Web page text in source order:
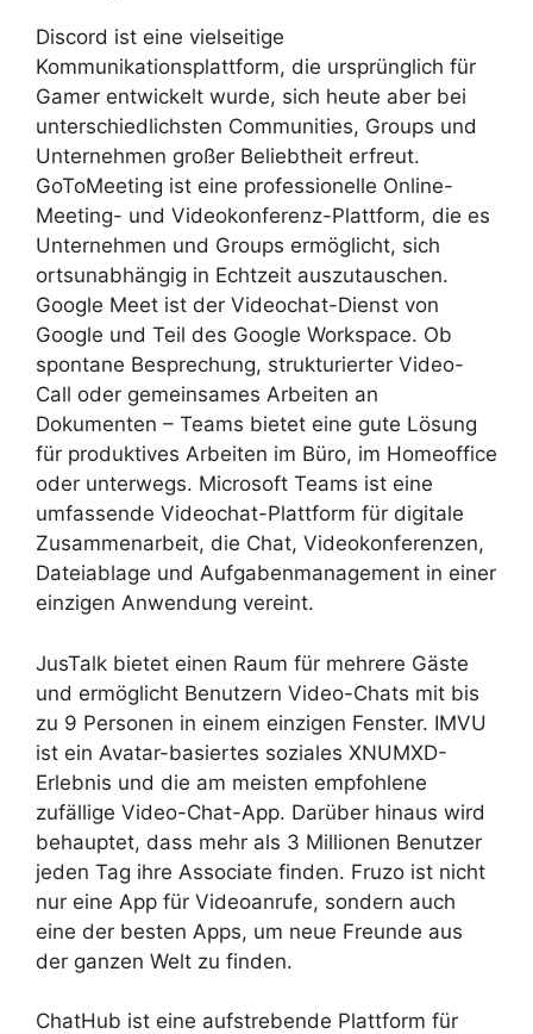
Discord ist eine vielseitige
Kommunikationsplattform, die ursprünglich für
Gamer entwickelt wurde, sich heute aber bei
unterschiedlichsten Communities, Groups und
Unternehmen großer Beliebtheit erfreut.
GoToMeeting ist eine professionelle Online-
Meeting- und Videokonferenz-Plattform, die es
Unternehmen und Groups ermöglicht, sich
ortsunabhängig in Echtzeit auszutauschen.
Google Meet ist der Videochat-Dienst von
Google und Teil des Google Workspace. Ob
spontane Besprechung, strukturierter Video-
Call oder gemeinsames Arbeiten an
Dokumenten – Teams bietet eine gute Lösung
für produktives Arbeiten im Büro, im Homeoffice
oder unterwegs. Microsoft Teams ist eine
umfassende Videochat-Plattform für digitale
Zusammenarbeit, die Chat, Videokonferenzen,
Dateiablage und Aufgabenmanagement in einer
einzigen Anwendung vereint.
JusTalk bietet einen Raum für mehrere Gäste
und ermöglicht Benutzern Video-Chats mit bis
zu 9 Personen in einem einzigen Fenster. IMVU
ist ein Avatar-basiertes soziales XNUMXD-
Erlebnis und die am meisten empfohlene
zufällige Video-Chat-App. Darüber hinaus wird
behauptet, dass mehr als 3 Millionen Benutzer
jeden Tag ihre Associate finden. Fruzo ist nicht
nur eine App für Videoanrufe, sondern auch
eine der besten Apps, um neue Freunde aus
der ganzen Welt zu finden.
ChatHub ist eine aufstrebende Plattform für